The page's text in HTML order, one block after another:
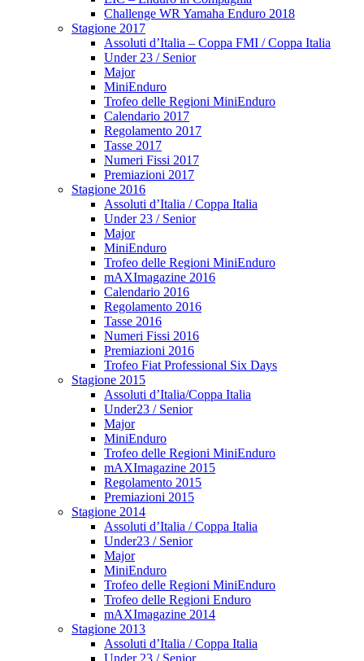
Challenge WR Yamaha Enduro 2018
Stagione 2017
Assoluti d’Italia – Coppa FMI / Coppa Italia
Under 23 / Senior
Major
MiniEnduro
Trofeo delle Regioni MiniEnduro
Calendario 2017
Regolamento 2017
Tasse 2017
Numeri Fissi 2017
Premiazioni 2017
Stagione 2016
Assoluti d’Italia / Coppa Italia
Under 23 / Senior
Major
MiniEnduro
Trofeo delle Regioni MiniEnduro
mAXImagazine 2016
Calendario 2016
Regolamento 2016
Tasse 2016
Numeri Fissi 2016
Premiazioni 2016
Trofeo Fiat Professional Six Days
Stagione 2015
Assoluti d’Italia/Coppa Italia
Under23 / Senior
Major
MiniEnduro
Trofeo delle Regioni MiniEnduro
mAXImagazine 2015
Regolamento 2015
Premiazioni 2015
Stagione 2014
Assoluti d’Italia / Coppa Italia
Under23 / Senior
Major
MiniEnduro
Trofeo delle Regioni MiniEnduro
Trofeo delle Regioni Enduro
mAXImagazine 2014
Stagione 2013
Assoluti d’Italia / Coppa Italia
Under 23 / Senior